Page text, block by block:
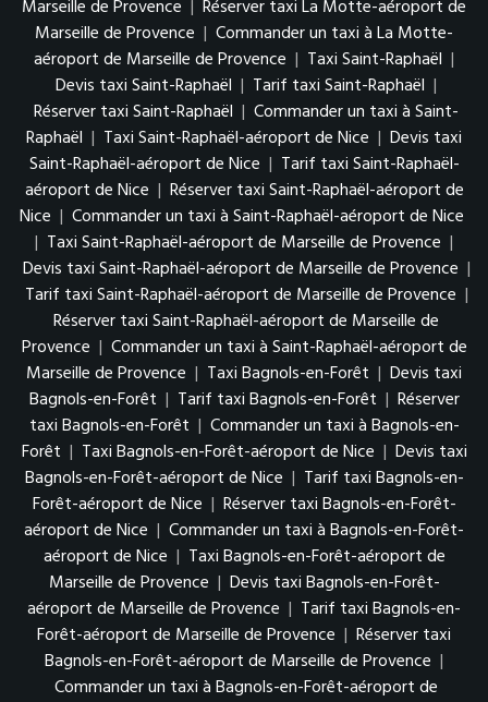
Marseille de Provence | Réserver taxi La Motte-aéroport de
Marseille de Provence | Commander un taxi à La Motte-
aéroport de Marseille de Provence | Taxi Saint-Raphaël |
Devis taxi Saint-Raphaël | Tarif taxi Saint-Raphaël |
Réserver taxi Saint-Raphaël | Commander un taxi à Saint-
Raphaël | Taxi Saint-Raphaël-aéroport de Nice | Devis taxi
Saint-Raphaël-aéroport de Nice | Tarif taxi Saint-Raphaël-
aéroport de Nice | Réserver taxi Saint-Raphaël-aéroport de
Nice | Commander un taxi à Saint-Raphaël-aéroport de Nice
| Taxi Saint-Raphaël-aéroport de Marseille de Provence |
Devis taxi Saint-Raphaël-aéroport de Marseille de Provence |
Tarif taxi Saint-Raphaël-aéroport de Marseille de Provence |
Réserver taxi Saint-Raphaël-aéroport de Marseille de
Provence | Commander un taxi à Saint-Raphaël-aéroport de
Marseille de Provence | Taxi Bagnols-en-Forêt | Devis taxi
Bagnols-en-Forêt | Tarif taxi Bagnols-en-Forêt | Réserver
taxi Bagnols-en-Forêt | Commander un taxi à Bagnols-en-
Forêt | Taxi Bagnols-en-Forêt-aéroport de Nice | Devis taxi
Bagnols-en-Forêt-aéroport de Nice | Tarif taxi Bagnols-en-
Forêt-aéroport de Nice | Réserver taxi Bagnols-en-Forêt-
aéroport de Nice | Commander un taxi à Bagnols-en-Forêt-
aéroport de Nice | Taxi Bagnols-en-Forêt-aéroport de
Marseille de Provence | Devis taxi Bagnols-en-Forêt-
aéroport de Marseille de Provence | Tarif taxi Bagnols-en-
Forêt-aéroport de Marseille de Provence | Réserver taxi
Bagnols-en-Forêt-aéroport de Marseille de Provence |
Commander un taxi à Bagnols-en-Forêt-aéroport de